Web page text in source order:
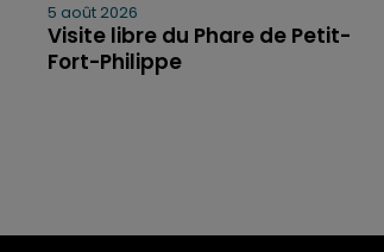
5 août 2026
Visite libre du Phare de Petit-
Fort-Philippe